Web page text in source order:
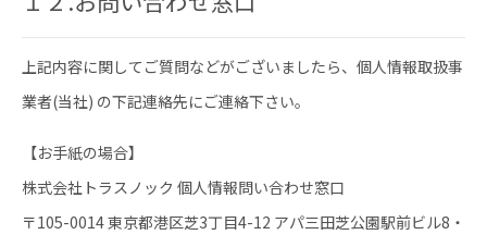
上記内容に関してご質問などがございましたら、個人情報取扱事
業者(当社) の下記連絡先にご連絡下さい。
【お手紙の場合】
株式会社トラスノック 個人情報問い合わせ窓口
〒105-0014 東京都港区芝3丁目4-12 アパ三田芝公園駅前ビル8・